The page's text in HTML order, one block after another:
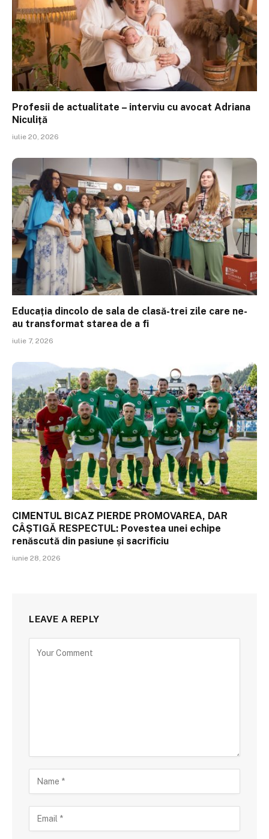
Profesii de actualitate – interviu cu avocat Adriana
Niculiță
iulie 20, 2026
Educația dincolo de sala de clasă-trei zile care ne-
au transformat starea de a fi
iulie 7, 2026
CIMENTUL BICAZ PIERDE PROMOVAREA, DAR
CÂȘTIGĂ RESPECTUL: Povestea unei echipe
renăscută din pasiune și sacrificiu
iunie 28, 2026
LEAVE A REPLY